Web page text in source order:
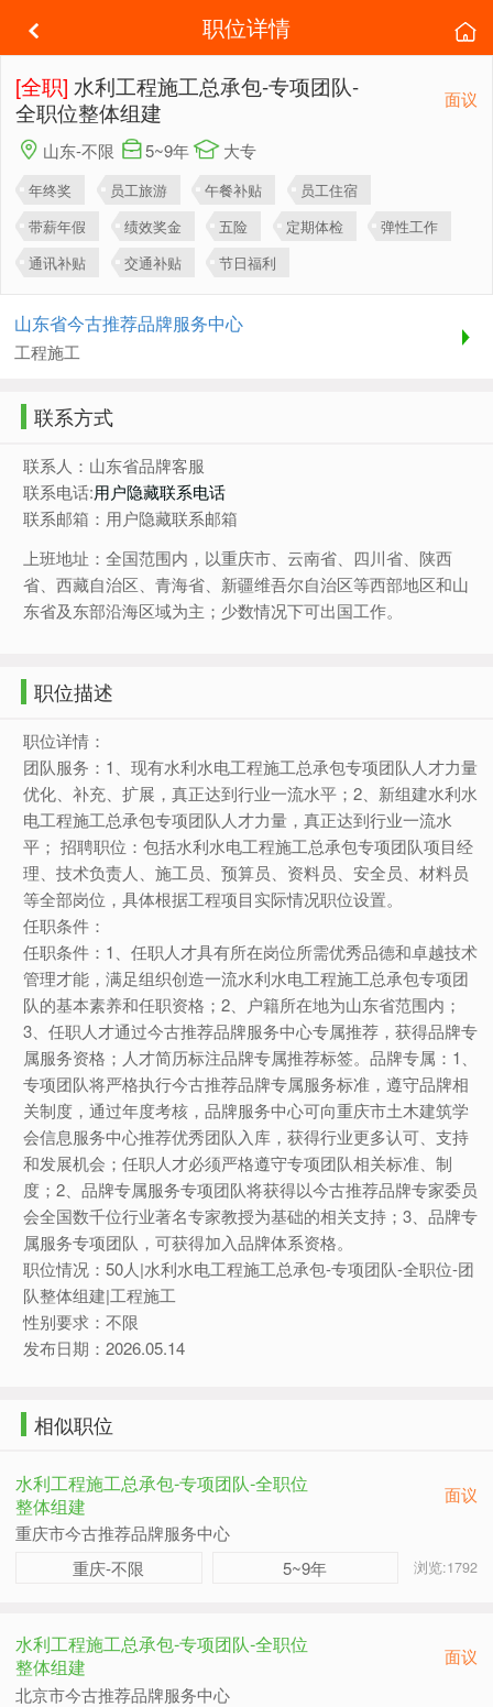
职位详情
[全职] 水利工程施工总承包-专项团队-
全职位整体组建
面议
山东-不限 5~9年 大专
年终奖 员工旅游 午餐补贴
员工住宿
带薪年假
绩效奖金 五险 定期体检
弹性工作
通讯补贴
交通补贴 节日福利
山东省今古推荐品牌服务中心
工程施工
联系方式
联系人：山东省品牌客服
联系电话:用户隐藏联系电话
联系邮箱：用户隐藏联系邮箱
上班地址：全国范围内，以重庆市、云南省、四川省、陕西
省、西藏自治区、青海省、新疆维吾尔自治区等西部地区和山
东省及东部沿海区域为主；少数情况下可出国工作。
职位描述
职位详情：
团队服务：1、现有水利水电工程施工总承包专项团队人才力量
优化、补充、扩展，真正达到行业一流水平；2、新组建水利水
电工程施工总承包专项团队人才力量，真正达到行业一流水
平； 招聘职位：包括水利水电工程施工总承包专项团队项目经
理、技术负责人、施工员、预算员、资料员、安全员、材料员
等全部岗位，具体根据工程项目实际情况职位设置。
任职条件：
任职条件：1、任职人才具有所在岗位所需优秀品德和卓越技术
管理才能，满足组织创造一流水利水电工程施工总承包专项团
队的基本素养和任职资格；2、户籍所在地为山东省范围内；
3、任职人才通过今古推荐品牌服务中心专属推荐，获得品牌专
属服务资格；人才简历标注品牌专属推荐标签。品牌专属：1、
专项团队将严格执行今古推荐品牌专属服务标准，遵守品牌相
关制度，通过年度考核，品牌服务中心可向重庆市土木建筑学
会信息服务中心推荐优秀团队入库，获得行业更多认可、支持
和发展机会；任职人才必须严格遵守专项团队相关标准、制
度；2、品牌专属服务专项团队将获得以今古推荐品牌专家委员
会全国数千位行业著名专家教授为基础的相关支持；3、品牌专
属服务专项团队，可获得加入品牌体系资格。
职位情况：50人|水利水电工程施工总承包-专项团队-全职位-团
队整体组建|工程施工
性别要求：不限
发布日期：2026.05.14
相似职位
水利工程施工总承包-专项团队-全职位
整体组建
面议
重庆市今古推荐品牌服务中心
重庆-不限
5~9年 浏览:1792
水利工程施工总承包-专项团队-全职位
整体组建
面议
北京市今古推荐品牌服务中心